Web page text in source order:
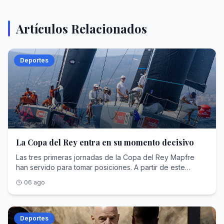
Artículos Relacionados
Deportes
La Copa del Rey entra en su momento decisivo
Las tres primeras jornadas de la Copa del Rey Mapfre
han servido para tomar posiciones. A partir de este
medido fuerzas y descubierto quién ha llegado
realmente preparado para pelear por el título, pero las
cuatro mangas que restan serán las que dicten sentencia.
Y lo harán con un formato completamente distinto al de
06 ago
Deportes